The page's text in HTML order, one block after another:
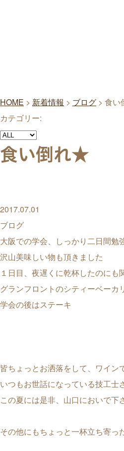
HOME > 新着情報 > ブログ > 食
カテゴリー:
食い倒れ★
2017.07.01
ブログ
大阪での学会、しっかり二日間勉
沢山美味しい物も頂きました
１日目、夜遅くに乾杯したのに
グランフロントのシティーベー
学会の後はステーキ
皆ちょっとお洒落をして、ワイン
いつもお世話になっている技工士
この夏には是非、山口においで下
その他にもちょっと一杯立ち寄っ